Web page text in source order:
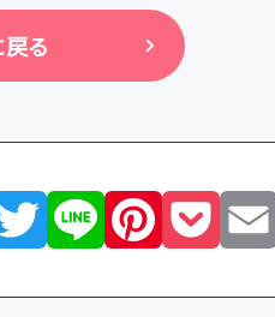
る
Twitter
Line